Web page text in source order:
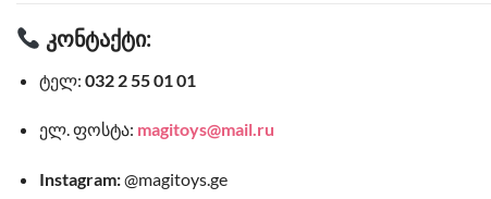
კონტაქტი:
ტელ: 032 2 55 01 01
ელ. ფოსტა: magitoys@mail.ru
Instagram:@magitoys.ge